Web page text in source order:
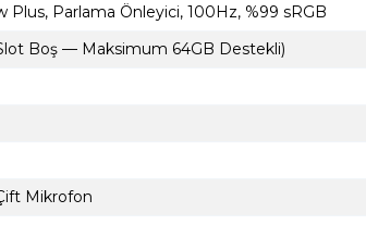
Parlama Önleyici, 100Hz, %99 sRGB
Boş — Maksimum 64GB Destekli)
Mikrofon